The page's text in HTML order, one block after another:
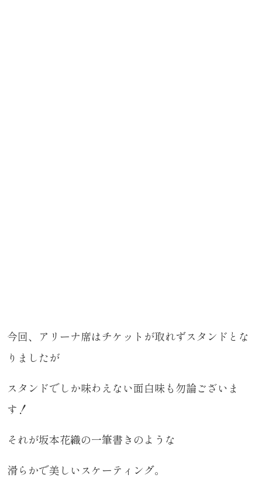
今回、アリーナ席はチケットが取れずスタンドとな
りましたが
スタンドでしか味わえない面白味も勿論ございま
す！
それが坂本花織の一筆書きのような
滑らかで美しいスケーティング。